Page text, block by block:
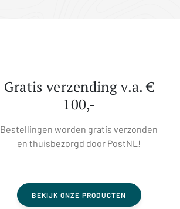
Gratis verzending v.a. €
100,-
Bestellingen worden gratis verzonden
en thuisbezorgd door PostNL!
BEKIJK ONZE PRODUCTEN